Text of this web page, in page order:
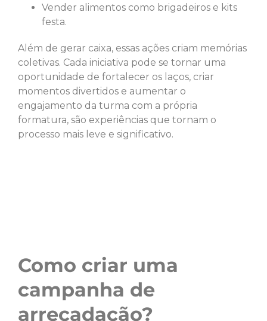
Vender alimentos como brigadeiros e kits
festa.
Além de gerar caixa, essas ações criam memórias
coletivas. Cada iniciativa pode se tornar uma
oportunidade de fortalecer os laços, criar
momentos divertidos e aumentar o
engajamento da turma com a própria
formatura, são experiências que tornam o
processo mais leve e significativo.
Como criar uma
campanha de
arrecadação?